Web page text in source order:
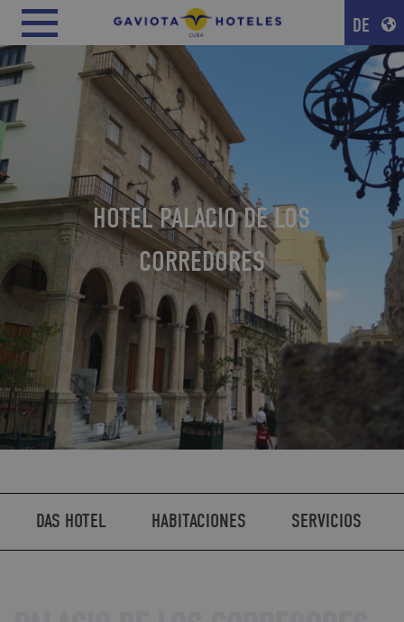
DE
HOTEL PALACIO DE LOS
CORREDORES
DAS HOTEL HABITACIONES SERVICIOS